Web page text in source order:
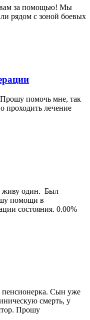
вам за помощью! Мы
рядом с зоной боевых
помочь мне, так
проходить лечение
живу один. Был
помощи в
состояния. 0.00%
Сын уже
смерть, у
Прошу